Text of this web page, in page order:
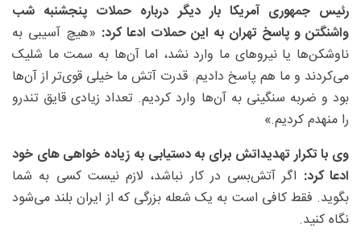
رئیس جمهوری آمریکا بار دیگر درباره حملات پنجشنبه شب
واشنگتن و پاسخ تهران به این حملات ادعا کرد: «هیچ آسیبی به
ناوشکن‌ها یا نیروهای ما وارد نشد، اما آن‌ها به سمت ما شلیک
می‌کردند و ما هم پاسخ دادیم. قدرت آتش ما خیلی قوی‌تر از آن‌ها
بود و ضربه سنگینی به آن‌ها وارد کردیم. تعداد زیادی قایق تندرو
را منهدم کردیم.»
وی با تکرار تهدیداتش برای به دستیابی به زیاده خواهی های خود
ادعا کرد: اگر آتش‌بسی در کار نباشد، لازم نیست کسی به شما
بگوید. فقط کافی است به یک شعله بزرگی که از ایران بلند می‌شود
نگاه کنید.